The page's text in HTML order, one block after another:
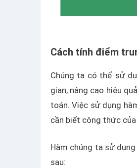
Cách tính điểm
Chúng ta có thể sử
gian, nâng cao hiệu
toán. Việc sử dụng
cần biết công thức
Hàm chúng ta sử
sau: